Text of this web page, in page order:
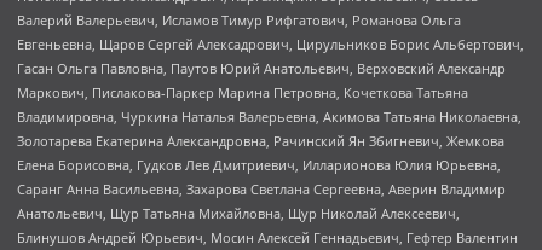
Валерий Валерьевич, Исламов Тимур Рифгатович, Романова Ольга
Евгеньевна, Щаров Сергей Алексадрович, Цирульников Борис Альбертович,
Гасан Ольга Павловна, Паутов Юрий Анатольевич, Верховский Александр
Маркович, Пислакова-Паркер Марина Петровна, Кочеткова Татьяна
Владимировна, Чуркина Наталья Валерьевна, Акимова Татьяна Николаевна,
Золотарева Екатерина Александровна, Рачинский Ян Збигневич, Жемкова
Елена Борисовна, Гудков Лев Дмитриевич, Илларионова Юлия Юрьевна,
Саранг Анна Васильевна, Захарова Светлана Сергеевна, Аверин Владимир
Анатольевич, Щур Татьяна Михайловна, Щур Николай Алексеевич,
Блинушов Андрей Юрьевич, Мосин Алексей Геннадьевич, Гефтер Валентин